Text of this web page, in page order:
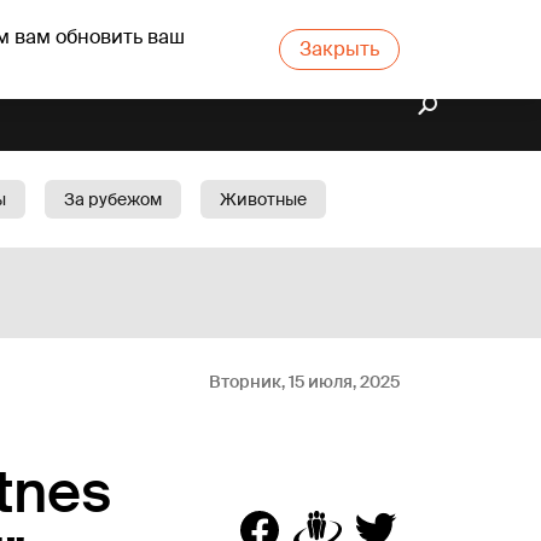
вам обновить ваш Закрыть
За рубежом
Животные
Вторник, 15 июля, 2025